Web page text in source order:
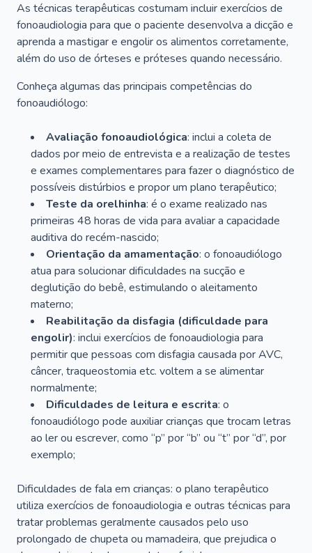
As técnicas terapêuticas costumam incluir exercícios de
fonoaudiologia para que o paciente desenvolva a dicção e
aprenda a mastigar e engolir os alimentos corretamente,
além do uso de órteses e próteses quando necessário.
Conheça algumas das principais competências do
fonoaudiólogo:
Avaliação fonoaudiológica: inclui a coleta de
dados por meio de entrevista e a realização de testes
e exames complementares para fazer o diagnóstico de
possíveis distúrbios e propor um plano terapêutico;
Teste da orelhinha: é o exame realizado nas
primeiras 48 horas de vida para avaliar a capacidade
auditiva do recém-nascido;
Orientação da amamentação: o fonoaudiólogo
atua para solucionar dificuldades na sucção e
deglutição do bebê, estimulando o aleitamento
materno;
Reabilitação da disfagia (dificuldade para
engolir): inclui exercícios de fonoaudiologia para
permitir que pessoas com disfagia causada por AVC,
câncer, traqueostomia etc. voltem a se alimentar
normalmente;
Dificuldades de leitura e escrita: o
fonoaudiólogo pode auxiliar crianças que trocam letras
ao ler ou escrever, como “p” por “b” ou “t” por “d”, por
exemplo;
Dificuldades de fala em crianças: o plano terapêutico
utiliza exercícios de fonoaudiologia e outras técnicas para
tratar problemas geralmente causados pelo uso
prolongado de chupeta ou mamadeira, que prejudica o